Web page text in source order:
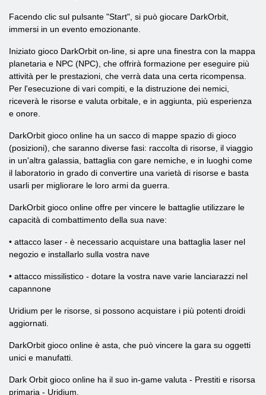
Facendo clic sul pulsante "Start", si può giocare DarkOrbit,
immersi in un evento emozionante.
Iniziato gioco DarkOrbit on-line, si apre una finestra con la mappa
planetaria e NPC (NPC), che offrirà formazione per eseguire più
attività per le prestazioni, che verrà data una certa ricompensa.
Per l'esecuzione di vari compiti, e la distruzione dei nemici,
riceverà le risorse e valuta orbitale, e in aggiunta, più esperienza
e onore.
DarkOrbit gioco online ha un sacco di mappe spazio di gioco
(posizioni), che saranno diverse fasi: raccolta di risorse, il viaggio
in un'altra galassia, battaglia con gare nemiche, e in luoghi come
il laboratorio in grado di convertire una varietà di risorse e basta
usarli per migliorare le loro armi da guerra.
DarkOrbit gioco online offre per vincere le battaglie utilizzare le
capacità di combattimento della sua nave:
• attacco laser - è necessario acquistare una battaglia laser nel
negozio e installarlo sulla vostra nave
• attacco missilistico - dotare la vostra nave varie lanciarazzi nel
capannone
Uridium per le risorse, si possono acquistare i più potenti droidi
aggiornati.
DarkOrbit gioco online è asta, che può vincere la gara su oggetti
unici e manufatti.
Dark Orbit gioco online ha il suo in-game valuta - Prestiti e risorsa
primaria - Uridium.